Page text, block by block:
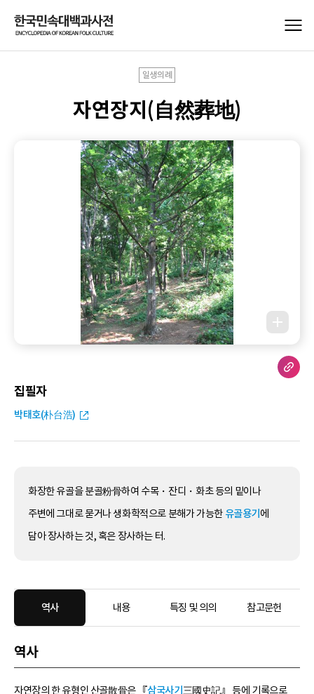
일생의례
자연장지(自然葬地)
집필자
박태호(朴台浩)
화장한 유골을 분골粉骨하여 수목・잔디・화초 등의 밑이나
주변에 그대로 묻거나 생화학적으로 분해가 가능한 유골용기 에
담아 장사하는 것, 혹은 장사하는 터.
역사 내용 특징 및 의의 참고문헌
역사
자연장의 한 유형인 산골散骨은 『삼국사기 三國史記』 등에 기록으로